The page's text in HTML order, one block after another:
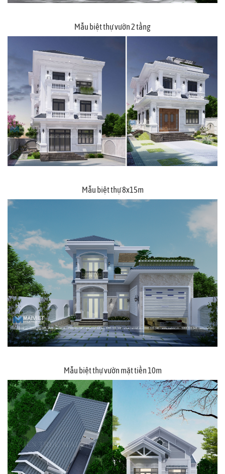
Mẫu biệt thự vườn 2 tầng
Mẫu biệt thự 8x15m
Mẫu biệt thự vườn mặt tiền 10m